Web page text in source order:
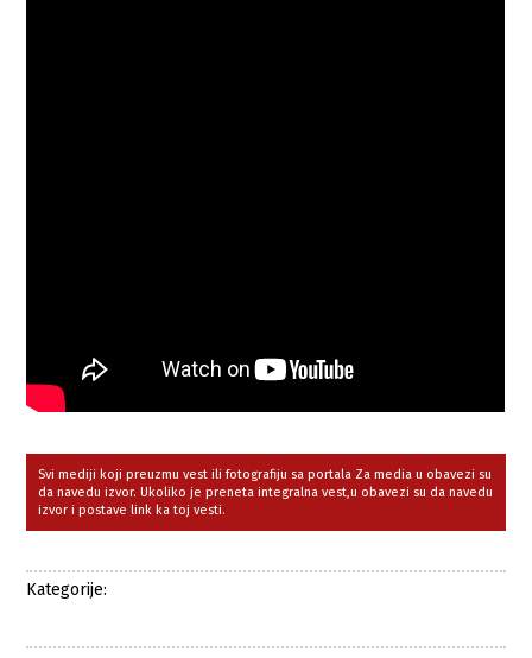
Svi mediji koji preuzmu vest ili fotografiju sa portala Za media u obavezi su
da navedu izvor. Ukoliko je preneta integralna vest,u obavezi su da navedu
izvor i postave link ka toj vesti.
Kategorije: